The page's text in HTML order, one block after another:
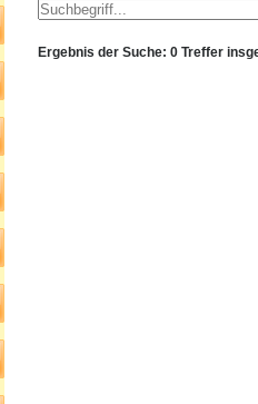
Ergebnis der Suche: 0 Treffer